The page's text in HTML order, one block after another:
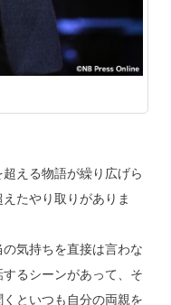
える物語が繰り広げら
たやり取りがありま
気持ちを直接は言わな
るシーンがあって、そ
といつも自分の両親を